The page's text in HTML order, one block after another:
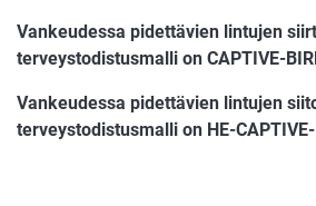
Vankeudessa pidettävien lintujen
terveystodistusmalli on CAPTIVE-
Vankeudessa pidettävien lintujen
terveystodistusmalli on HE-